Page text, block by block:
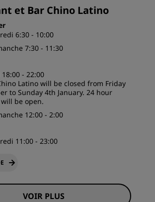
et Bar Chino Latino
6:30 - 10:00
7:30 - 11:30
- 22:00
Latino will be closed from Friday
to Sunday 4th January. 24 hour
be open.
12:00 - 2:00
11:00 - 23:00
VOIR PLUS